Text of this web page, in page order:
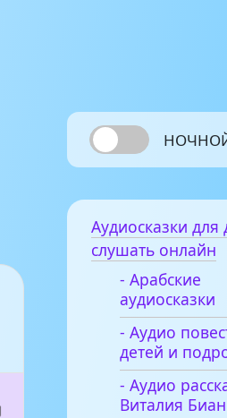
Аудиосказки для
слушать онлайн
- Арабские
аудиосказки
- Аудио
детей и
- Аудио
Виталия